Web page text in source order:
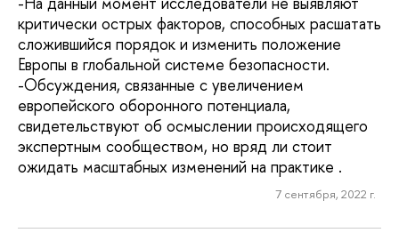
критически острых факторов, способных расшатать
сложившийся порядок и изменить положение
Европы в глобальной системе безопасности.
-Обсуждения, связанные с увеличением
европейского оборонного потенциала,
свидетельствуют об осмыслении происходящего
экспертным сообществом, но вряд ли стоит
ожидать масштабных изменений на практике .
7 сентября, 2022 г.